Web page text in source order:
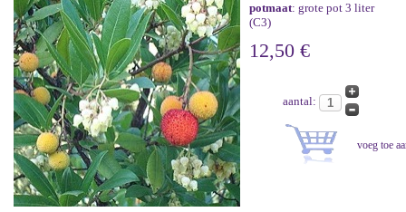
potmaat: grote pot 3 liter
(C3)
12,50 €
aantal: